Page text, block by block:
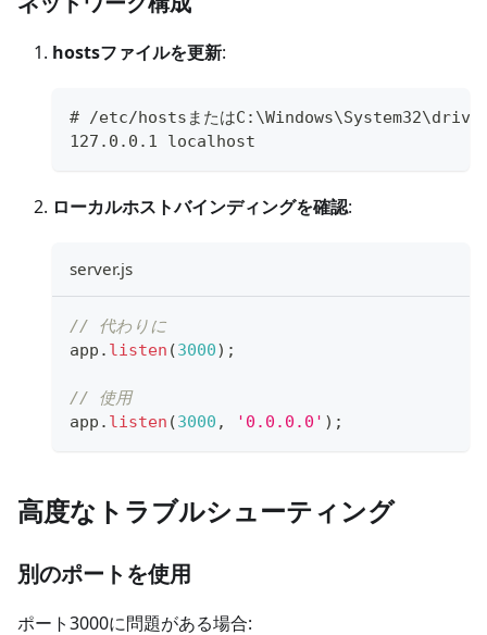
hostsファイルを更新:
# /etc/hostsまたは
127.0.0.1 localhost
ローカルホストバインディングを確認:
server.js
// 代わりに
app . listen (3000) ;
// 使用
app . listen (3000 , '0.0.0.0' ) ;
高度なトラブルシューティング
別のポートを使用
ポート3000に問題がある場合: